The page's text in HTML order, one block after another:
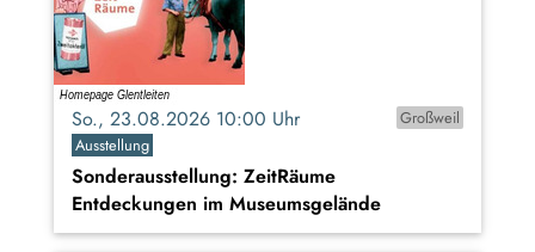
So., 23.08.2026 10:00 Uhr
Großweil
Ausstellung
Sonderausstellung: ZeitRäume
Entdeckungen im Museumsgelände